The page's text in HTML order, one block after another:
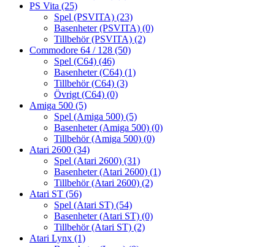
PS Vita (25)
Spel (PSVITA) (23)
Basenheter (PSVITA) (0)
Tillbehör (PSVITA) (2)
Commodore 64 / 128 (50)
Spel (C64) (46)
Basenheter (C64) (1)
Tillbehör (C64) (3)
Övrigt (C64) (0)
Amiga 500 (5)
Spel (Amiga 500) (5)
Basenheter (Amiga 500) (0)
Tillbehör (Amiga 500) (0)
Atari 2600 (34)
Spel (Atari 2600) (31)
Basenheter (Atari 2600) (1)
Tillbehör (Atari 2600) (2)
Atari ST (56)
Spel (Atari ST) (54)
Basenheter (Atari ST) (0)
Tillbehör (Atari ST) (2)
Atari Lynx (1)